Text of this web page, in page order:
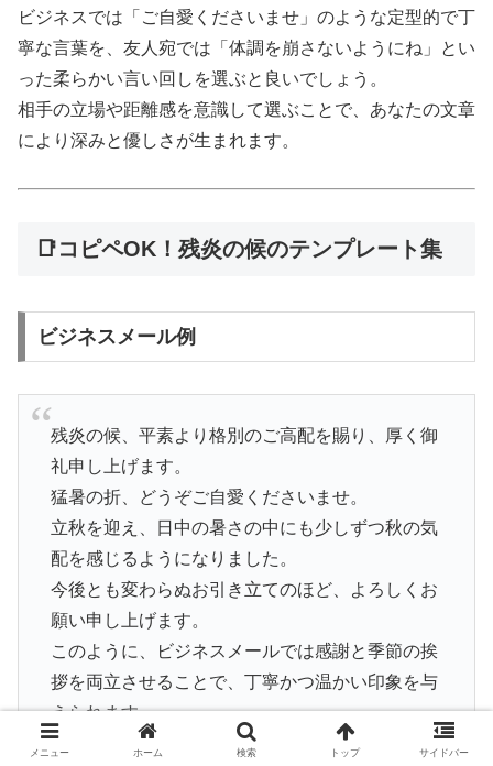
ビジネスでは「ご自愛くださいませ」のような定型的で丁
寧な言葉を、友人宛では「体調を崩さないようにね」とい
った柔らかい言い回しを選ぶと良いでしょう。
相手の立場や距離感を意識して選ぶことで、あなたの文章
により深みと優しさが生まれます。
📑コピペOK！残炎の候のテンプレート集
ビジネスメール例
残炎の候、平素より格別のご高配を賜り、厚く御
礼申し上げます。
猛暑の折、どうぞご自愛くださいませ。
立秋を迎え、日中の暑さの中にも少しずつ秋の気
配を感じるようになりました。
今後とも変わらぬお引き立てのほど、よろしくお
願い申し上げます。
このように、ビジネスメールでは感謝と季節の挨
拶を両立させることで、丁寧かつ温かい印象を与
えられます。
「残炎の候」はフォーマルな文面に自然に溶け込
メニュー ホーム 検索 トップ サイドバー